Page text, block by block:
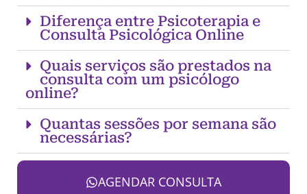
Diferença entre Psicoterapia e
Consulta Psicológica Online
Quais serviços são prestados na
consulta com um psicólogo
online?
Quantas sessões por semana são
necessárias?
AGENDAR CONSULTA